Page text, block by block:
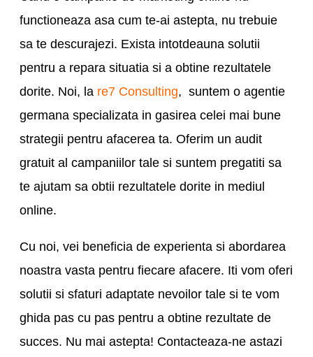
functioneaza asa cum te-ai astepta, nu trebuie
sa te descurajezi. Exista intotdeauna solutii
pentru a repara situatia si a obtine rezultatele
dorite. Noi, la re7 Consulting, suntem o agentie
germana specializata in gasirea celei mai bune
strategii pentru afacerea ta. Oferim un audit
gratuit al campaniilor tale si suntem pregatiti sa
te ajutam sa obtii rezultatele dorite in mediul
online.
Cu noi, vei beneficia de experienta si abordarea
noastra vasta pentru fiecare afacere. Iti vom oferi
solutii si sfaturi adaptate nevoilor tale si te vom
ghida pas cu pas pentru a obtine rezultate de
succes. Nu mai astepta! Contacteaza-ne astazi